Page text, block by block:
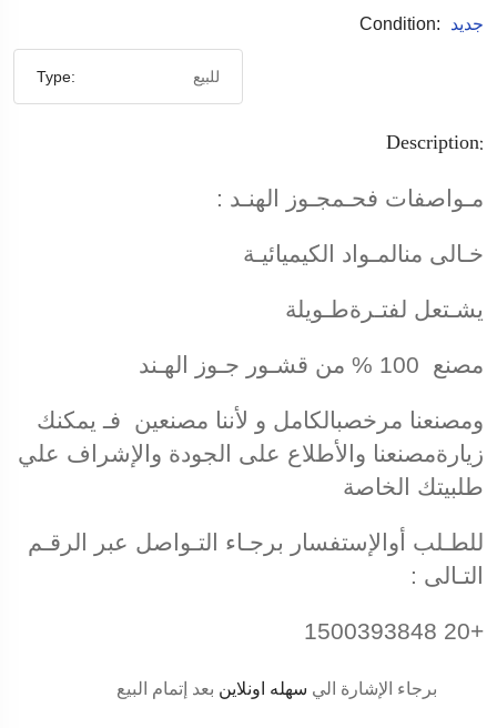
Condition:
جديد
Type: للبيع
Description:
مـواصفات فحـمجـوز الهنـد :
خـالى منالمـواد الكيميائيـة
يشـتعل لفتـرةطـويلة
مصنع 100 % من قشـور جـوز الهـند
ومصنعنا مرخصبالكامل و لأننا مصنعين فـ يمكنك
زيارةمصنعنا والأطلاع على الجودة والإشراف علي
طلبيتك الخاصة
للطـلب أوالإستفسار برجـاء التـواصل عبر الرقـم
التـالى :
+20 1500393848
برجاء الإشارة الي سهله اونلاين بعد إتمام البيع